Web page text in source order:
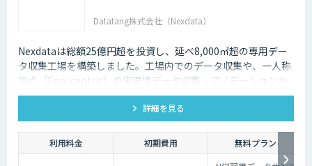
Datatang株式会社（Nexdata）
Nexdataは総額25億円超を投資し、延べ8,000㎡超の専用デー
タ収集工場を構築しました。工場内でのデータ収集や、一人称
視点（Ego-centric）の実環境データ収集・アノテーションか
ら、環境認識・意思決定・動作制御に対応した既製データセッ
トまで、フィジカルAI開発を加速させる包括的なデータソリュ
ーションを提供いたします。
詳細を見る
利用料金 初期費用 無料プラン